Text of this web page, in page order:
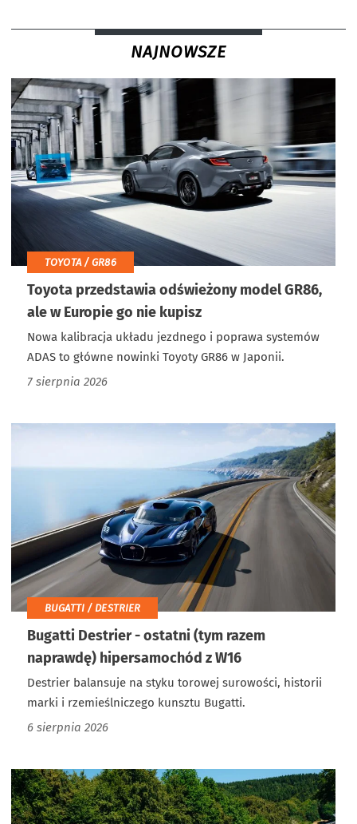
NAJNOWSZE
TOYOTA / GR86
Toyota przedstawia odświeżony model GR86,
ale w Europie go nie kupisz
Nowa kalibracja układu jezdnego i poprawa systemów
ADAS to główne nowinki Toyoty GR86 w Japonii.
7 sierpnia 2026
BUGATTI / DESTRIER
Bugatti Destrier - ostatni (tym razem
naprawdę) hipersamochód z W16
Destrier balansuje na styku torowej surowości, historii
marki i rzemieślniczego kunsztu Bugatti.
6 sierpnia 2026